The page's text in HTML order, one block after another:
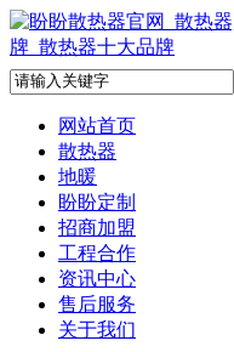
网站首页
散热器
地暖
盼盼定制
招商加盟
工程合作
资讯中心
售后服务
关于我们